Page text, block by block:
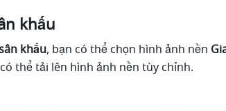
khấu
khấu, bạn có thể chọn hình ảnh nền
thể tải lên hình ảnh nền tùy chỉnh.